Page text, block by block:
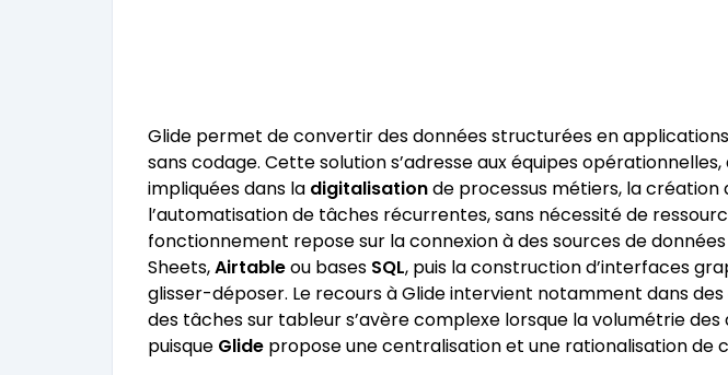
Glide permet de convertir des données structurées en
sans codage. Cette solution s’adresse aux équipes
impliquées dans la digitalisationde processus métiers, la création
l’automatisation de tâches récurrentes, sans nécessité de
fonctionnement repose sur la connexion à des sources de
Sheets,Airtableou bases SQL, puis la construction d’interfaces
glisser-déposer. Le recours à Glide intervient notamment dans
des tâches sur tableur s’avère complexe lorsque la volumétrie
puisque Glide propose une centralisation et une rationalisation de